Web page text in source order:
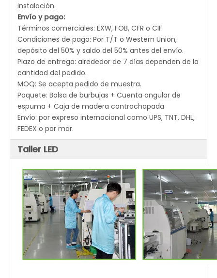
instalación.
Envío y pago:
Términos comerciales: EXW, FOB, CFR o CIF
Condiciones de pago: Por T/T o Western Union,
depósito del 50% y saldo del 50% antes del envío.
Plazo de entrega: alrededor de 7 días dependen de la
cantidad del pedido.
MOQ: Se acepta pedido de muestra.
Paquete: Bolsa de burbujas + Cuenta angular de
espuma + Caja de madera contrachapada
Envío: por expreso internacional como UPS, TNT, DHL,
FEDEX o por mar.
Taller LED